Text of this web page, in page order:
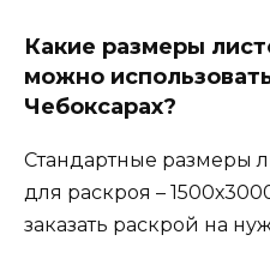
Какие размеры
можно
Чебоксарах?
Стандартные размеры
для раскроя –
заказать раскрой на